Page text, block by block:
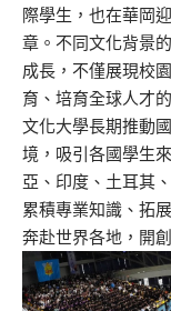
際學生，也在華岡
章。不同文化背景
成長，不僅展現校
育、培育全球人才
文化大學長期推動
境，吸引各國學生
亞、印度、土耳其
累積專業知識、拓
奔赴世界各地，開